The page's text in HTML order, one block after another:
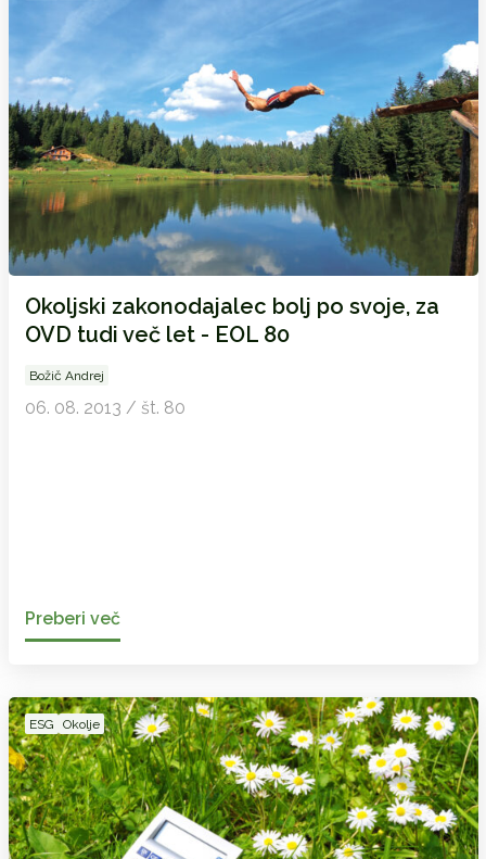
Okoljski zakonodajalec bolj po svoje, za
OVD tudi več let - EOL 80
Božič Andrej
06. 08. 2013 / št. 80
Preberi več
ESG Okolje